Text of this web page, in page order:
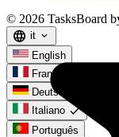
© 2026 TasksBoard
language it expand_more
English
Français
Deutsch
Italiano check
Português